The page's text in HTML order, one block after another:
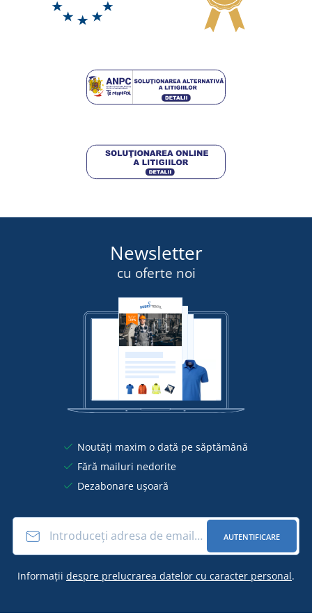
Newsletter
cu oferte noi
Noutăți maxim o dată pe săptămână
Fără mailuri nedorite
Dezabonare ușoară
AUTENTIFICARE
Informații despre prelucrarea datelor cu caracter personal.